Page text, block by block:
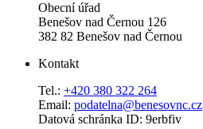
Obecní úřad
Benešov nad Černou 126
382 82 Benešov nad Černou
Kontakt
Tel.: +420 380 322 264
Email: podatelna@benesovnc.cz
Datová schránka ID: 9erbfiv